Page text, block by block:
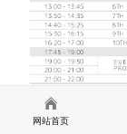
网站首页